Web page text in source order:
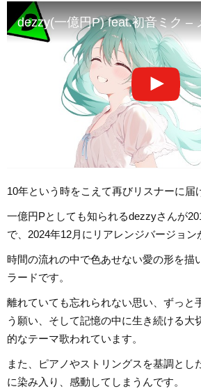
dezzy(一億円P) feat.初音ミク –
10年という時をこえて再びリスナーに届
一億円Pとしても知られるdezzyさんが
で、2024年12月にリアレンジバージョン
時間の流れの中で色あせない愛の形を描
ラードです。
離れていても忘れられない思い、ずっと
う願い、そして記憶の中に生き続ける
的なテーマ歌われています。
また、ピアノやストリングスを基調とし
に染み入り、感動してしまうんです。